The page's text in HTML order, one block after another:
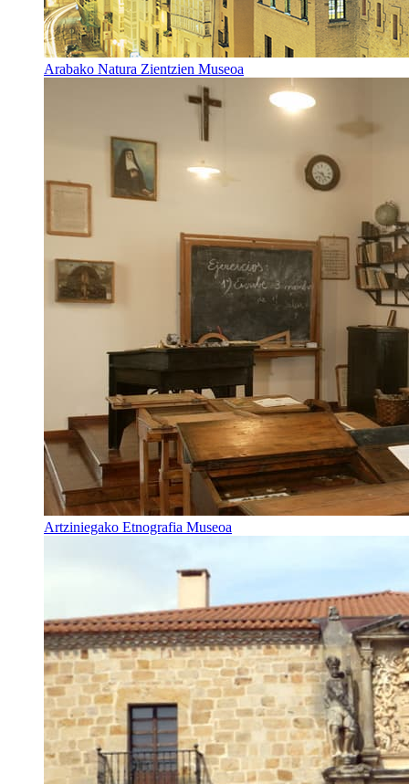
Arabako Natura Zientzien Museoa
Artziniegako Etnografia Museoa